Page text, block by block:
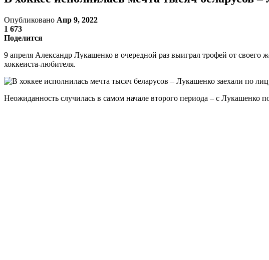
Опубликовано Апр 9, 2022
1 673
Поделится
9 апреля Александр Лукашенко в очередной раз выиграл трофей от
хоккеиста-любителя.
Неожиданность случилась в самом начале второго периода – с